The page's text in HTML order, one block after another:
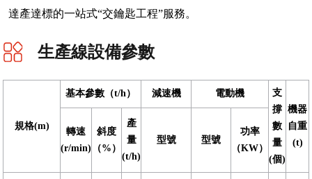
達產達標的一站式“交鑰匙工程”服務。
生產線設備參數
規格(m)
基本參數（t/h） 減速機 電動機
支
撐
數
量
(個)
機器
自重
(t)
轉速
(r/min)
斜度
（%）
產
量
(t/h)
型號 型號
功率
（KW）